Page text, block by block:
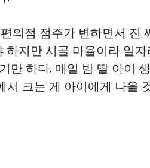
의점 점주가 변하면서 진
하지만 시골 마을이라 일
만 하다. 매일 밤 딸 아이
크는 게 아이에게 나을